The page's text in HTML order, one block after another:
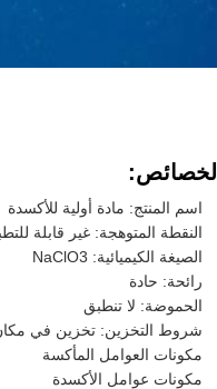
الخصائص:
اسم المنتج: مادة أولية للأكسدة
النقطة المتوهجة: غير قابلة
الصيغة الكيميائية: NaClO3
رائحة: حادة
الحموضة: لا تنطبق
شروط التخزين: تخزين في
مكونات العوامل المأكسة
مكونات عوامل الأكسدة